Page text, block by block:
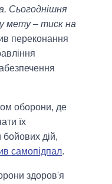
Сьогоднішня
мету – тиск на
переконання
оборони, де
їх
дій,
самопідпал.
здоров'я